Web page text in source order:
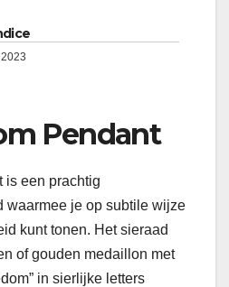
Pendant
is een prachtig
waarmee je op subtile wijze
kunt tonen. Het sieraad
of gouden medaillon met
in sierlijke letters